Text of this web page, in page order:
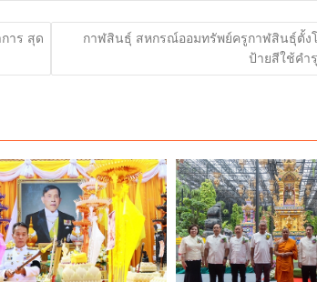
าร สุด
กาฬสินธุ์ สหกรณ์ออมทรัพย์ครูกาฬสินธุ์ตั้ง
ป้ายสีใช้คำ